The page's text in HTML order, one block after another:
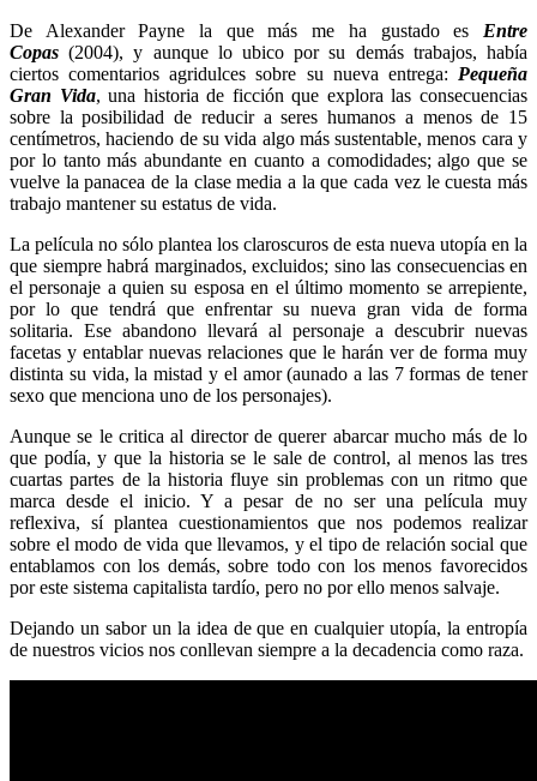
De Alexander Payne la que más me ha gustado es Entre
Copas(2004), y aunque lo ubico por su demás trabajos, había
ciertos comentarios agridulces sobre su nueva entrega: Pequeña
Gran Vida, una historia de ficción que explora las consecuencias
sobre la posibilidad de reducir a seres humanos a menos de 15
centímetros, haciendo de su vida algo más sustentable, menos cara y
por lo tanto más abundante en cuanto a comodidades; algo que se
vuelve la panacea de la clase media a la que cada vez le cuesta más
trabajo mantener su estatus de vida.
La película no sólo plantea los claroscuros de esta nueva utopía en la
que siempre habrá marginados, excluidos; sino las consecuencias en
el personaje a quien su esposa en el último momento se arrepiente,
por lo que tendrá que enfrentar su nueva gran vida de forma
solitaria. Ese abandono llevará al personaje a descubrir nuevas
facetas y entablar nuevas relaciones que le harán ver de forma muy
distinta su vida, la mistad y el amor (aunado a las 7 formas de tener
sexo que menciona uno de los personajes).
Aunque se le critica al director de querer abarcar mucho más de lo
que podía, y que la historia se le sale de control, al menos las tres
cuartas partes de la historia fluye sin problemas con un ritmo que
marca desde el inicio. Y a pesar de no ser una película muy
reflexiva, sí plantea cuestionamientos que nos podemos realizar
sobre el modo de vida que llevamos, y el tipo de relación social que
entablamos con los demás, sobre todo con los menos favorecidos
por este sistema capitalista tardío, pero no por ello menos salvaje.
Dejando un sabor un la idea de que en cualquier utopía, la entropía
de nuestros vicios nos conllevan siempre a la decadencia como raza.